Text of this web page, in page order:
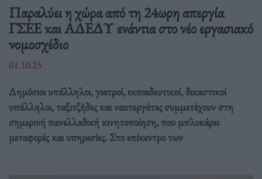
Παραλύει η χώρα από τη 24ωρη απεργία
ΓΣΕΕ και ΑΔΕΔΥ ενάντια στο νέο εργασιακό
νομοσχέδιο
01.10.25
Δημόσιοι υπάλληλοι, γιατροί, εκπαιδευτικοί, δικαστικοί
υπάλληλοι, ταξιτζήδες και ναυτεργάτες συμμετέχουν στη
σημερινή πανελλαδική κινητοποίηση, που μπλοκάρει
μεταφορές και υπηρεσίες. Στο επίκεντρο των